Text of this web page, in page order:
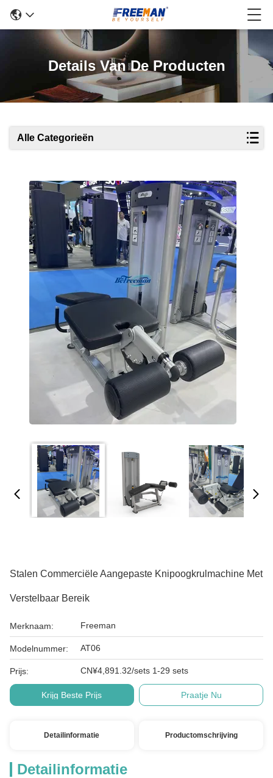
Details Van De Producten
Alle Categorieën
Stalen Commerciële Aangepaste Knipoogkrulmachine Met
Verstelbaar Bereik
Merknaam: Freeman
Modelnummer: AT06
Prijs: CN¥4,891.32/sets 1-29 sets
Krijg Beste Prijs Praatje Nu
Detailinformatie Productomschrijving
Detailinformatie